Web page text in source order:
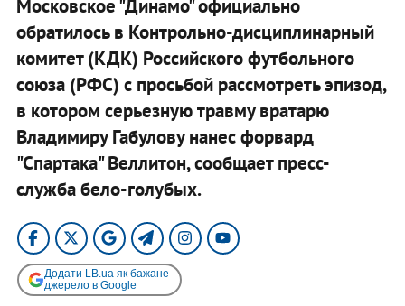
Московское "Динамо" официально
обратилось в Контрольно-дисциплинарный
комитет (КДК) Российского футбольного
союза (РФС) с просьбой рассмотреть эпизод,
в котором серьезную травму вратарю
Владимиру Габулову нанес форвард
"Спартака" Веллитон, сообщает пресс-
служба бело-голубых.
Додати LB.ua як бажане
джерело в Google